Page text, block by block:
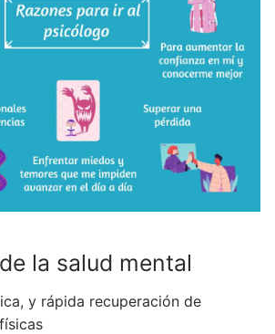
la salud mental
y rápida recuperación de